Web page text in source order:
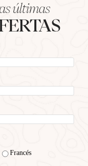
últimas
Francés